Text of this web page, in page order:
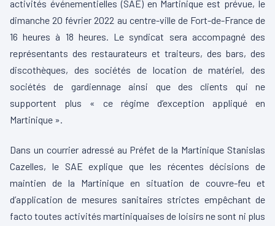
activités événementielles (SAE) en Martinique est prévue, le
dimanche 20 février 2022 au centre-ville de Fort-de-France de
16 heures à 18 heures. Le syndicat sera accompagné des
représentants des restaurateurs et traiteurs, des bars, des
discothèques, des sociétés de location de matériel, des
sociétés de gardiennage ainsi que des clients qui ne
supportent plus « ce régime d’exception appliqué en
Martinique ».
Dans un courrier adressé au Préfet de la Martinique Stanislas
Cazelles, le SAE explique que les récentes décisions de
maintien de la Martinique en situation de couvre-feu et
d’application de mesures sanitaires strictes empêchant de
facto toutes activités martiniquaises de loisirs ne sont ni plus